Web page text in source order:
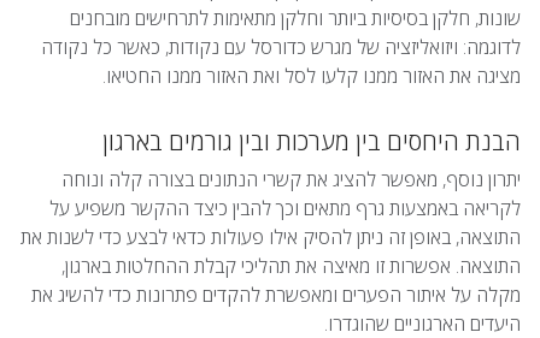
שונות, חלקן בסיסיות ביותר וחלקן מתאימות לתרחישים מובחנים
לדוגמה: ויזואליזציה של מגרש כדורסל עם נקודות, כאשר כל נקודה
מציגה את האזור ממנו קלעו לסל ואת האזור ממנו החטיאו.
הבנת היחסים בין מערכות ובין גורמים בארגון
יתרון נוסף, מאפשר להציג את קשרי הנתונים בצורה קלה ונוחה
לקריאה באמצעות גרף מתאים וכך להבין כיצד ההקשר משפיע על
התוצאה, באופן זה ניתן להסיק אילו פעולות כדאי לבצע כדי לשנות את
התוצאה. אפשרות זו מאיצה את תהליכי קבלת ההחלטות בארגון,
מקלה על איתור הפערים ומאפשרת להקדים פתרונות כדי להשיג את
היעדים הארגוניים שהוגדרו.